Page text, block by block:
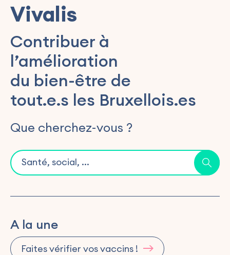
Vivalis
Contribuer à
l’amélioration
du bien-être de
tout.e.s les Bruxellois.es
Que cherchez-vous ?
A la une
Faites vérifier vos vaccins !